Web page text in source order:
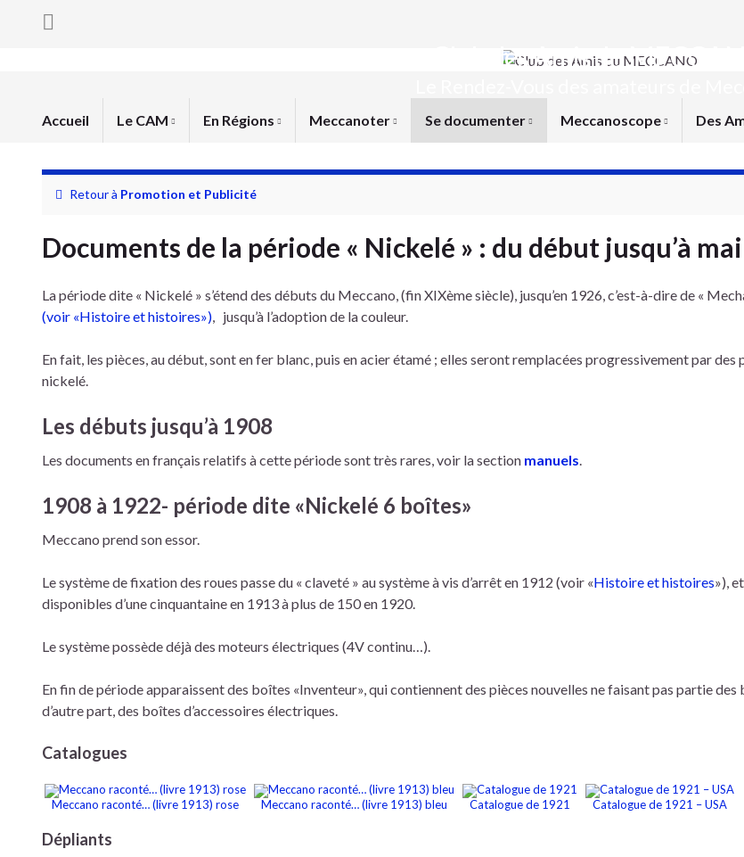
Club des Amis du
Accueil Le CAM En Régions Meccanoter Se documenter Meccanoscope Des
Retour à Promotion et Publicité
Documents de la période « Nickelé » : du début jusqu’à
La période dite « Nickelé » s’étend des débuts du Meccano, (fin XIXème siècle), jusqu’en 1926, c’est-à-dire de «
(voir «Histoire et histoires»), jusqu’à l’adoption de la couleur.
En fait, les pièces, au début, sont en fer blanc, puis en acier étamé ; elles seront remplacées progressivement par des
nickelé.
Les débuts jusqu’à 1908
Les documents en français relatifs à cette période sont très rares, voir la section manuels.
1908 à 1922- période dite «Nickelé 6 boîtes»
Meccano prend son essor.
Le système de fixation des roues passe du « claveté » au système à vis d’arrêt en 1912 (voir «Histoire et histoires»),
disponibles d’une cinquantaine en 1913 à plus de 150 en 1920.
Le système possède déjà des moteurs électriques (4V continu…).
En fin de période apparaissent des boîtes «Inventeur», qui contiennent des pièces nouvelles ne faisant pas partie des
d’autre part, des boîtes d’accessoires électriques.
Catalogues
Meccano raconté… (livre 1913) rose Meccano raconté… (livre 1913) bleu Catalogue de 1921 Catalogue de 1921 – USA
Dépliants